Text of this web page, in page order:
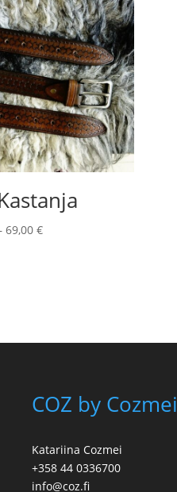
69,00 €Hintaluokka:
COZ by Cozmei
Katariina Cozmei
+358 44 0336700
info@coz.fi